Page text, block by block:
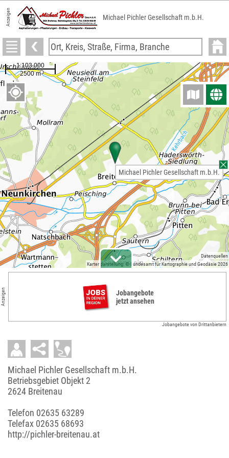
Anzeigen Michael Pichler Gesellschaft m.b.H.
Kartendarstellung: © Bundesamt für Kartographie und Geodäsie 2026
Datenquellen
Michael Pichler Gesellschaft m.b.H.
Anzeigen
Jobangebote
jetzt ansehen
Jobangebote von Drittanbietern
Michael Pichler Gesellschaft m.b.H.
Betriebsgebiet Objekt 2
2624 Breitenau
Telefon 02635 63289
Telefax 02635 68693
http://pichler-breitenau.at